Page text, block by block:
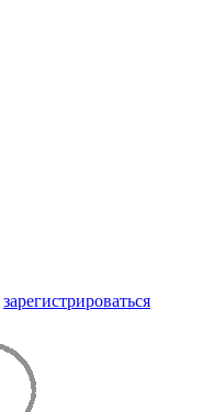
зарегистрироваться